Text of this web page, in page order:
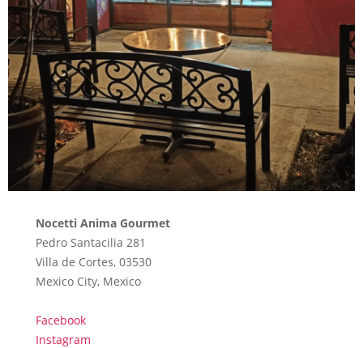
Nocetti Anima Gourmet
Pedro Santacilia 281
Villa de Cortes, 03530
Mexico City, Mexico
Facebook
Instagram